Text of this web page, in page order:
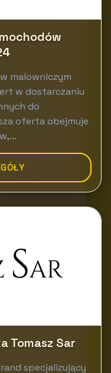
malowniczym
w dostarczaniu
do
oferta obejmuje
Tomasz Sar
specjalizujący